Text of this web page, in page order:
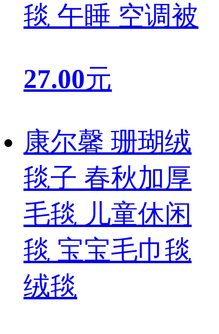
毯 午睡 空调被
27.00元
康尔馨 珊瑚绒
毯子 春秋加厚
毛毯 儿童休闲
毯 宝宝毛巾毯
绒毯